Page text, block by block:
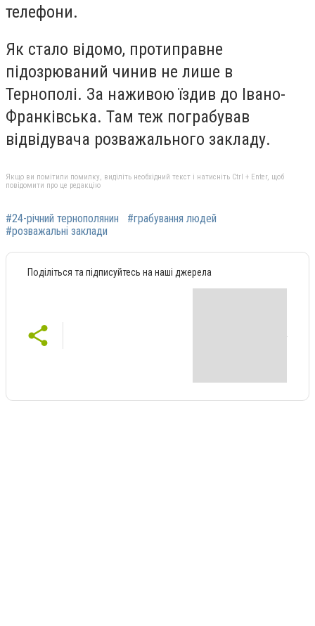
телефони.
Як стало відомо, протиправне
підозрюваний чинив не лише в
Тернополі. За наживою їздив до Івано-
Франківська. Там теж пограбував
відвідувача розважального закладу.
Якщо ви помітили помилку, виділіть необхідний текст і натисніть Ctrl + Enter, щоб
повідомити про це редакцію
#24-річний тернополянин
#грабування людей
#розважальні заклади
Поділіться та підписуйтесь на наші джерела